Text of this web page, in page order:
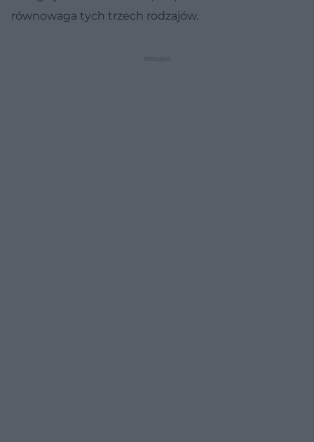
równowaga tych trzech rodzajów.